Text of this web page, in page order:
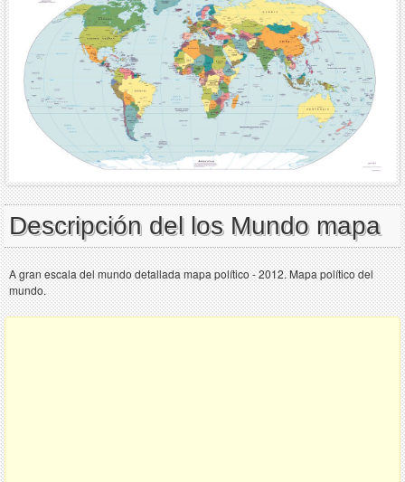
Descripción del los Mundo mapa
A gran escala del mundo detallada mapa político - 2012. Mapa político del
mundo.